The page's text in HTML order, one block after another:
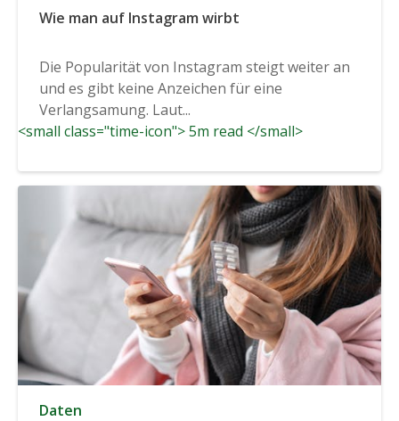
Wie man auf Instagram wirbt
Die Popularität von Instagram steigt weiter an
und es gibt keine Anzeichen für eine
Verlangsamung. Laut...
<small class="time-icon"> 5m read </small>
Daten